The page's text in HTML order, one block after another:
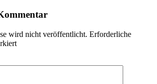
wird nicht veröffentlicht. Erforderliche